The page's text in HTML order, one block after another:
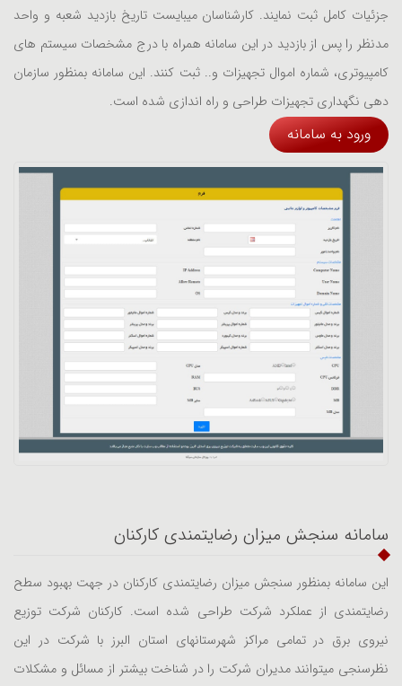
جزئیات کامل ثبت نمایند. کارشناسان میبایست تاریخ بازدید شعبه و واحد
مدنظر را پس از بازدید در این سامانه همراه با درج مشخصات سیستم های
کامپیوتری، شماره اموال تجهیزات و.. ثبت کنند. این سامانه بمنظور سازمان
دهی نگهداری تجهیزات طراحی و راه اندازی شده است.
ورود به سامانه
سامانه سنجش میزان رضایتمندی کارکنان
این سامانه بمنظور سنجش میزان رضایتمندی کارکنان در جهت بهبود سطح
رضایتمندی از عملکرد شرکت طراحی شده است. کارکنان شرکت توزیع
نیروی برق در تمامی مراکز شهرستانهای استان البرز با شرکت در این
نظرسنجی میتوانند مدیران شرکت را در شناخت بیشتر از مسائل و مشکلات